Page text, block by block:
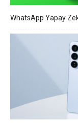
WhatsApp Yapay